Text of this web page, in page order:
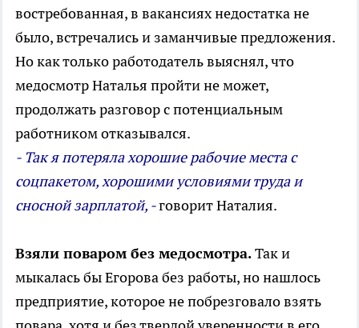
востребованная, в вакансиях недостатка не
было, встречались и заманчивые предложения.
Но как только работодатель выяснял, что
медосмотр Наталья пройти не может,
продолжать разговор с потенциальным
работником отказывался.
- Так я потеряла хорошие рабочие места с
соцпакетом, хорошими условиями труда и
сносной зарплатой, -говорит Наталия.
Взяли поваром без медосмотра.Так и
мыкалась бы Егорова без работы, но нашлось
предприятие, которое не побрезговало взять